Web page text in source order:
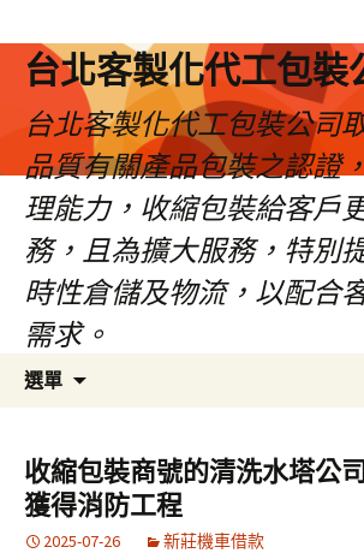
台北客製化代工包裝
台北客製化代工包裝公司
品質有關產品包裝之認證
理能力，收縮包裝給客戶
務，且為擴大服務，特別
時性倉儲及物流，以配合
需求。
選單
容
區
收縮包裝商號的清洗水塔公
獲得消防工程
2025-07-26 新莊機車借款